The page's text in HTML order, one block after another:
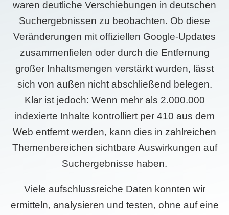
waren deutliche Verschiebungen in deutschen
Suchergebnissen zu beobachten. Ob diese
Veränderungen mit offiziellen Google-Updates
zusammenfielen oder durch die Entfernung
großer Inhaltsmengen verstärkt wurden, lässt
sich von außen nicht abschließend belegen.
Klar ist jedoch: Wenn mehr als 2.000.000
indexierte Inhalte kontrolliert per 410 aus dem
Web entfernt werden, kann dies in zahlreichen
Themenbereichen sichtbare Auswirkungen auf
Suchergebnisse haben.
Viele aufschlussreiche Daten konnten wir
ermitteln, analysieren und testen, ohne auf eine